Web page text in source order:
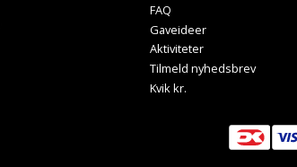
FAQ
Gaveideer
Aktiviteter
Tilmeld nyhedsbrev
Kvik kr.